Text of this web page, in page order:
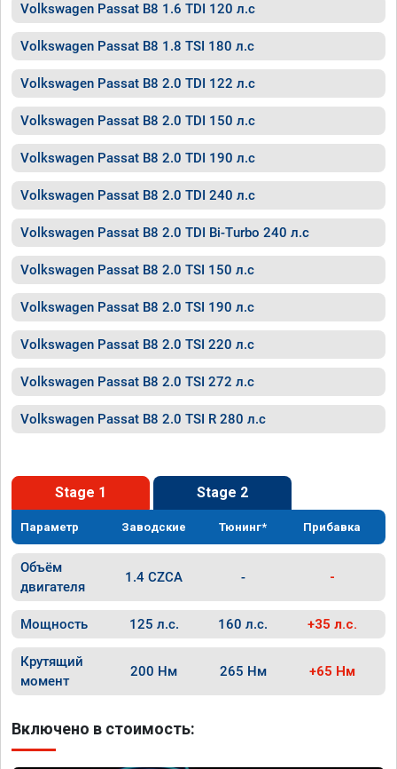
Volkswagen Passat B8 1.6 TDI 120 л.с
Volkswagen Passat B8 1.8 TSI 180 л.с
Volkswagen Passat B8 2.0 TDI 122 л.с
Volkswagen Passat B8 2.0 TDI 150 л.с
Volkswagen Passat B8 2.0 TDI 190 л.с
Volkswagen Passat B8 2.0 TDI 240 л.с
Volkswagen Passat B8 2.0 TDI Bi-Turbo 240 л.с
Volkswagen Passat B8 2.0 TSI 150 л.с
Volkswagen Passat B8 2.0 TSI 190 л.с
Volkswagen Passat B8 2.0 TSI 220 л.с
Volkswagen Passat B8 2.0 TSI 272 л.с
Volkswagen Passat B8 2.0 TSI R 280 л.с
Stage 1 Stage 2
Параметр Заводские Тюнинг* Прибавка
Объём
двигателя
1.4 CZCA - -
Мощность 125 л.с. 160 л.с. +35 л.с.
Крутящий
момент
200 Нм 265 Нм +65 Нм
Включено в стоимость: